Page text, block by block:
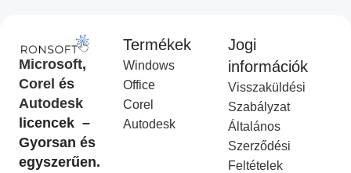
CorelDraw Standard 2021
I
Corel Licenc
Akciós
termék
Ft19,990.00 Ft 9,990.00
KOSÁRBA HELYEZÉS
CorelDraw Technical Suite
Akciós termék
49,990.00 Ft14,990.00
KOSÁRBA HELYEZÉS
Microsoft,
Corel és
Autodesk
licencek –
Gyorsan és
egyszerűen.
Termékek
Windows
Office
Corel
Autodesk
Jogi
információk
Visszaküldési
Szabályzat
Általános
Szerződési
Feltételek